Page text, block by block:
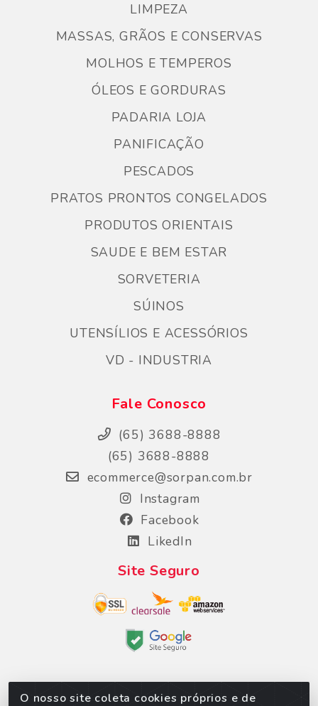
O nosso site coleta cookies próprios e de
LIMPEZA
MASSAS, GRÃOS E CONSERVAS
MOLHOS E TEMPEROS
ÓLEOS E GORDURAS
PADARIA LOJA
PANIFICAÇÃO
PESCADOS
PRATOS PRONTOS CONGELADOS
PRODUTOS ORIENTAIS
SAUDE E BEM ESTAR
SORVETERIA
SÚINOS
UTENSÍLIOS E ACESSÓRIOS
VD - INDUSTRIA
Fale Conosco
(65) 3688-8888
(65) 3688-8888
ecommerce@sorpan.com.br
Instagram
Facebook
LikedIn
Site Seguro